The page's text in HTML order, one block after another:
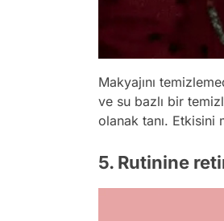
Makyajını
ve su bazlı bir
olanak tanı. Etkisini
5. Rutinine